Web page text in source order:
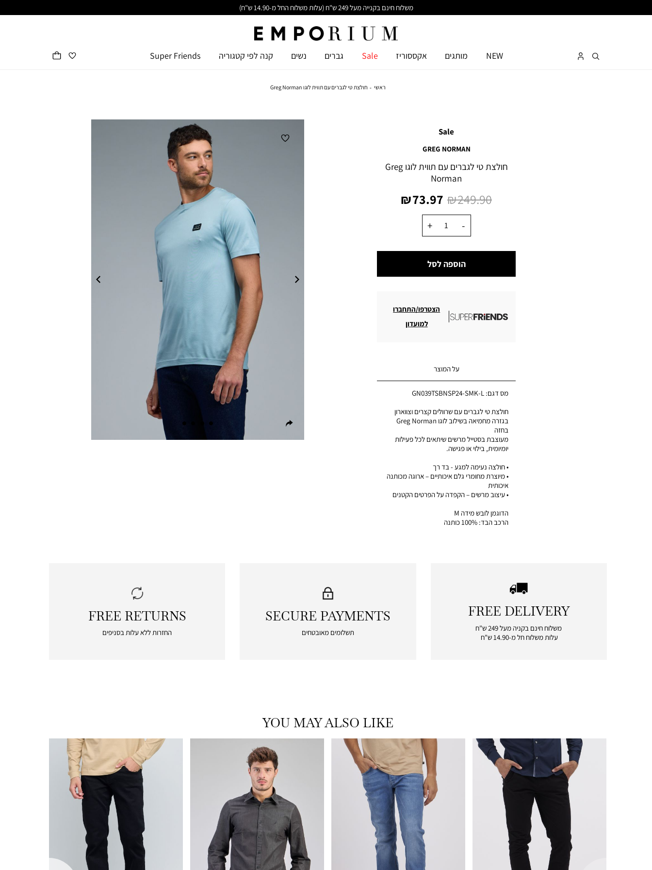
משלוח חינם בקנייה מעל 249 ש"ח (עלות משלוח החל מ-14.90 ש"ח)
NEW מותגים אקססוריז Sale גברים נשים קנה לפי קטגוריה Super Friends
ראשי חולצת טי לגברים עם תווית לוגו Greg Norman
Sale
GREG NORMAN
חולצת טי לגברים עם תווית לוגו Greg
Norman
מחיר
מוצר
73.97 ₪
מחיר
249.90 ₪
הוספה לסל
הצטרפו/התחברו
למועדון
על המוצר
מס דגם: GN039TSBNSP24-SMK-L
חולצת טי לגברים עם שרוולים קצרים וצווארון
בגזרה מחמיאה בשילוב לוגו Greg Norman
בחזה
מעוצבת בסטייל מרשים שיתאים לכל פעילות
יומיומית, בילוי או פגישה.
• חולצה נעימה למגע - בד רך
• מיוצרת מחומרי גלם איכותיים – ארוגה מכותנה
איכותית
• עיצוב מרשים – הקפדה על הפרטים הקטנים
הדוגמן לובש מידה M
הרכב הבד: 100% כותנה
|
free
delivery
|
FREE DELIVERY
משלוח חינם בקניה מעל 249 ש"ח
עלות משלוח חל מ-14.90 ש"ח
|
payments
SECURE PAYMENTS
תשלומים מאובטחים
|
returns
FREE RETURNS
החזרות ללא עלות בסניפים
YOU MAY ALSO LIKE